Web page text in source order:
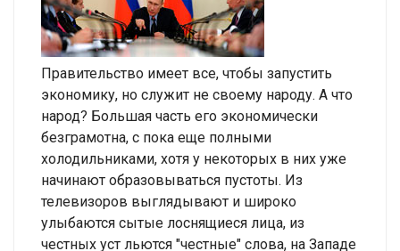
Правительство имеет все, чтобы запустить
экономику, но служит не своему народу. А что
народ? Большая часть его экономически
безграмотна, с пока еще полными
холодильниками, хотя у некоторых в них уже
начинают образовываться пустоты. Из
телевизоров выглядывают и широко
улыбаются сытые лоснящиеся лица, из
честных уст льются "честные" слова, на Западе